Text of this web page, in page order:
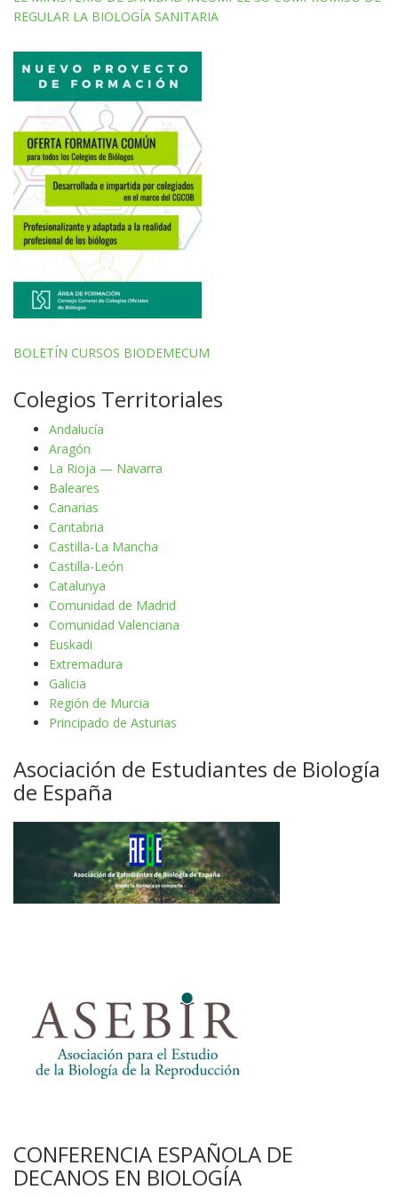
REGULAR LA BIOLOGÍA SANITARIA
BOLETÍN CURSOS BIODEMECUM
Colegios Territoriales
Andalucía
Aragón
La Rioja — Navarra
Baleares
Canarias
Cantabria
Castilla-La Mancha
Castilla-León
Catalunya
Comunidad de Madrid
Comunidad Valenciana
Euskadi
Extremadura
Galicia
Región de Murcia
Principado de Asturias
Asociación de Estudiantes de Biología
de España
CONFERENCIA ESPAÑOLA DE
DECANOS EN BIOLOGÍA